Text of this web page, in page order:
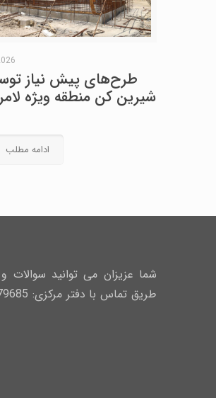
طرح‌های پیش نیاز
شیرین کن منطقه ویژه
ادامه مطلب
شما عزیزان می توانید سوالات